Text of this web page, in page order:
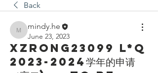
Back
mindy.he
mindy.he
June 23, 2023
XZRONG23099 L*Q
2023-2024学年的申请